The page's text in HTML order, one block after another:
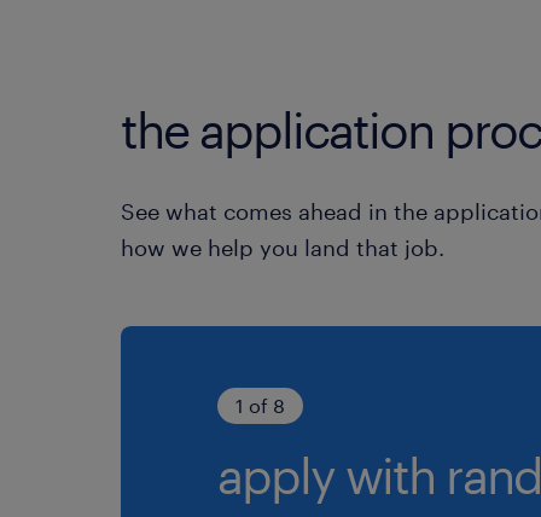
the application
See what comes ahead in the
how we help you land that job.
1 of 8
apply with